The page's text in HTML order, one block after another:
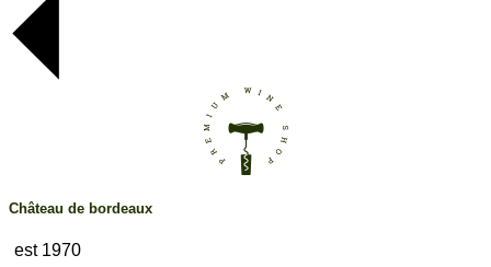
Château de bordeaux
est 1970